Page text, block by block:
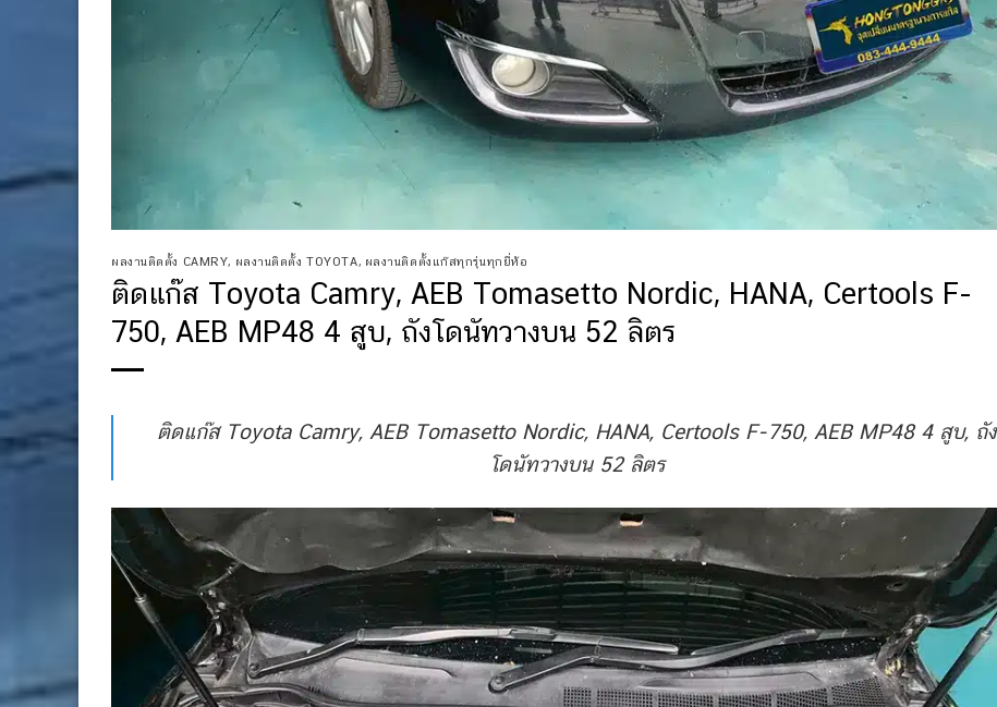
ผลงานติดตั้ง CAMRY, ผลงานติดตั้ง TOYOTA, ผลงานติดตั้งแก๊สทุกรุ่นทุกยี่ห้อ
ติดแก๊ส Toyota Camry, AEB Tomasetto Nordic, HANA, Certools F-
750, AEB MP48 4 สูบ, ถังโดนัทวางบน 52 ลิตร
ติดแก๊ส Toyota Camry, AEB Tomasetto Nordic, HANA, Certools F-750, AEB MP48 4 สูบ, ถัง
โดนัทวางบน 52 ลิตร